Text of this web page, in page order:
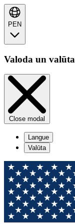
PEN
Valoda un valūta
Close modal
Langue
Valūta